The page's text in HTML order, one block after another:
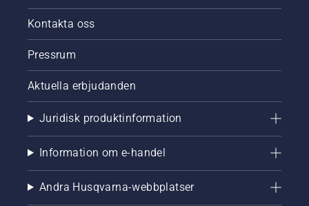
Kontakta oss
Pressrum
Aktuella erbjudanden
Juridisk produktinformation
Information om e-handel
Andra Husqvarna-webbplatser